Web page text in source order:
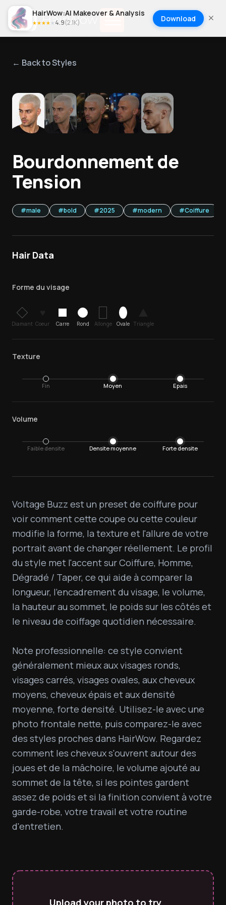
HairWow:AI Makeover & Analysis
★★★★ ★4.9(2.1K) Download
← Back to Styles
Bourdonnement de
Tension
#male #bold #2025 #modern #Coiffure
Hair Data
Forme du visage
Diamant Coeur Carre Rond Allonge Ovale Triangle
Texture
Fin Moyen Epais
Volume
Faible densite Densite moyenne Forte densite
Voltage Buzz est un preset de coiffure pour
voir comment cette coupe ou cette couleur
modifie la forme, la texture et l'allure de votre
portrait avant de changer réellement. Le profil
du style met l'accent sur Coiffure, Homme,
Dégradé / Taper, ce qui aide à comparer la
longueur, l'encadrement du visage, le volume,
la hauteur au sommet, le poids sur les côtés et
le niveau de coiffage quotidien nécessaire.
Note professionnelle: ce style convient
généralement mieux aux visages ronds,
visages carrés, visages ovales, aux cheveux
moyens, cheveux épais et aux densité
moyenne, forte densité. Utilisez-le avec une
photo frontale nette, puis comparez-le avec
des styles proches dans HairWow. Regardez
comment les cheveux s'ouvrent autour des
joues et de la mâchoire, le volume ajouté au
sommet de la tête, si les pointes gardent
assez de poids et si la finition convient à votre
garde-robe, votre travail et votre routine
d'entretien.
Upload your photo to try